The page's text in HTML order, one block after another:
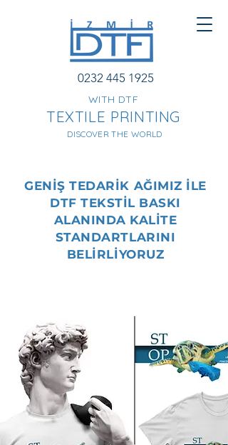
0232 445 1925
WITH DTF
TEXTILE PRINTING
DISCOVER THE WORLD
GENİŞ TEDARİK AĞIMIZ İLE
DTF TEKSTİL BASKI
ALANINDA KALİTE
STANDARTLARINI
BELİRLİYORUZ